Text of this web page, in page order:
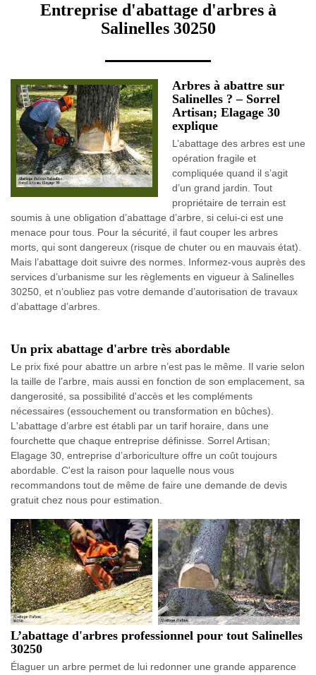
Entreprise d'abattage d'arbres à
Salinelles 30250
Arbres à abattre sur
Salinelles ? – Sorrel
Artisan; Elagage 30
explique
L’abattage des arbres est une
opération fragile et
compliquée quand il s’agit
d’un grand jardin. Tout
propriétaire de terrain est
soumis à une obligation d’abattage d’arbre, si celui-ci est une
menace pour tous. Pour la sécurité, il faut couper les arbres
morts, qui sont dangereux (risque de chuter ou en mauvais état).
Mais l’abattage doit suivre des normes. Informez-vous auprès des
services d’urbanisme sur les règlements en vigueur à Salinelles
30250, et n’oubliez pas votre demande d’autorisation de travaux
d’abattage d’arbres.
Un prix abattage d'arbre très abordable
Le prix fixé pour abattre un arbre n’est pas le même. Il varie selon
la taille de l’arbre, mais aussi en fonction de son emplacement, sa
dangerosité, sa possibilité d'accès et les compléments
nécessaires (essouchement ou transformation en bûches).
L'abattage d’arbre est établi par un tarif horaire, dans une
fourchette que chaque entreprise définisse. Sorrel Artisan;
Elagage 30, entreprise d’arboriculture offre un coût toujours
abordable. C'est la raison pour laquelle nous vous
recommandons tout de même de faire une demande de devis
gratuit chez nous pour estimation.
L’abattage d'arbres professionnel pour tout Salinelles
30250
Élaguer un arbre permet de lui redonner une grande apparence